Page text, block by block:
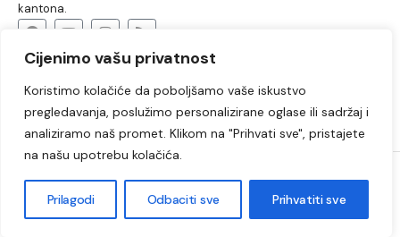
Cijenimo vašu privatnost
Koristimo kolačiće da poboljšamo vaše iskustvo
pregledavanja, poslužimo personalizirane oglase ili sadržaj i
analiziramo naš promet. Klikom na "Prihvati sve", pristajete
na našu upotrebu kolačića.
Prilagodi Odbaciti sve Prihvatiti sve
kantona.
Lukavac Društvo Crna hronika
Sport
Kultura
Kolumne Slobodno vrijeme